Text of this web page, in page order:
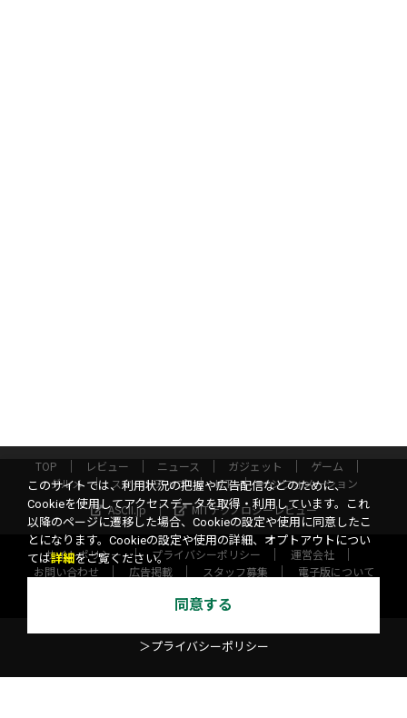
TOP レビュー ニュース ガジェット
ゲーム
グルメ
スタートアップ ICT
インフォメーション
ASCII.jp
MITテクノロジーレビュー
サイトポリシー プライバシーポリシー
運営会社
お問い合わせ
広告掲載 スタッフ募集
電子版について
©KADOKAWA ASCII Research Laboratories, Inc. 2026
このサイトでは、利用状況の把握や広告配信などのために、
Cookieを使用してアクセスデータを取得・利用しています。これ
以降のページに遷移した場合、Cookieの設定や使用に同意したこ
とになります。Cookieの設定や使用の詳細、オプトアウトについ
ては詳細をご覧ください。
同意する
＞プライバシーポリシー